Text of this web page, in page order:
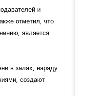
и
отметил, что
является
в залах, наряду
создают